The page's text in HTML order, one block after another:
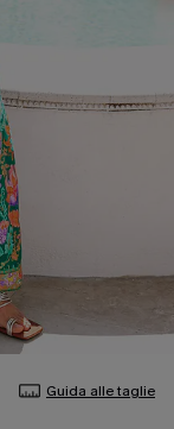
Guida alle taglie